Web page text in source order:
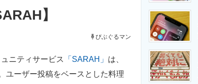
エネルギーの専門メディア
】
びぶぐるマン
ニティサービス 「SARAH」 は、
ユーザー投稿をベースとした料理